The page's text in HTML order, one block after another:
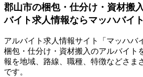
郡山市の梱包・仕分け・資材搬
バイト求人情報ならマッハバイト
アルバイト求人情報サイト「マッハバ
梱包・仕分け・資材搬入のアルバイト
報を地域、路線、職種、特徴などさま
です。